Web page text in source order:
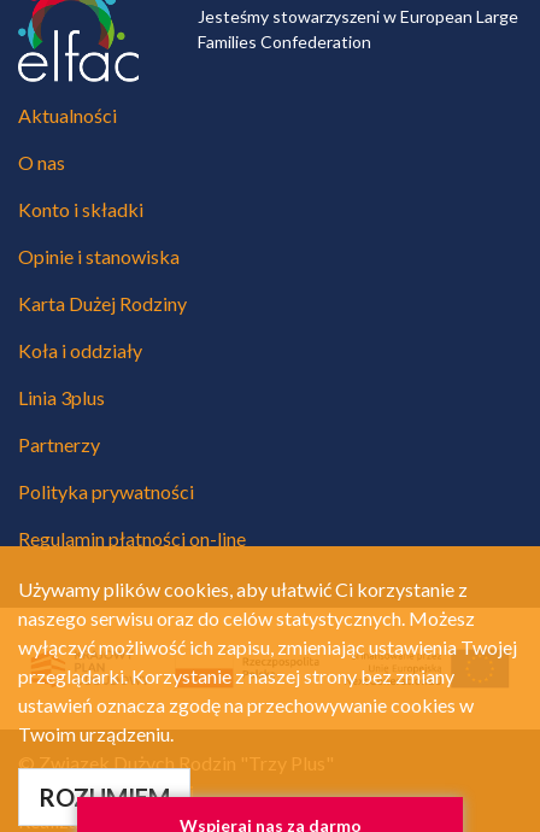
Jesteśmy stowarzyszeni w European Large
Families Confederation
Aktualności
O nas
Konto i składki
Opinie i stanowiska
Karta Dużej Rodziny
Koła i oddziały
Linia 3plus
Partnerzy
Polityka prywatności
Regulamin płatności on-line
Polityka prywatności
Realizacja:
Używamy plików cookies, aby ułatwić Ci korzystanie z
naszego serwisu oraz do celów statystycznych. Możesz
wyłączyć możliwość ich zapisu, zmieniając ustawienia Twojej
przeglądarki. Korzystanie z naszej strony bez zmiany
ustawień oznacza zgodę na przechowywanie cookies w
Twoim urządzeniu.
ROZUMIEM
Wspieraj nas za darmo